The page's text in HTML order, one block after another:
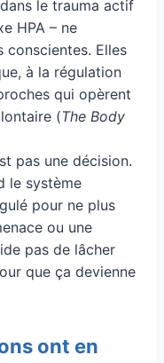
le trauma actif
HPA – ne
conscientes. Elles
à la régulation
qui opèrent
(The Body
pas une décision.
le système
pour ne plus
ou une
pas de lâcher
que ça devienne
ont en